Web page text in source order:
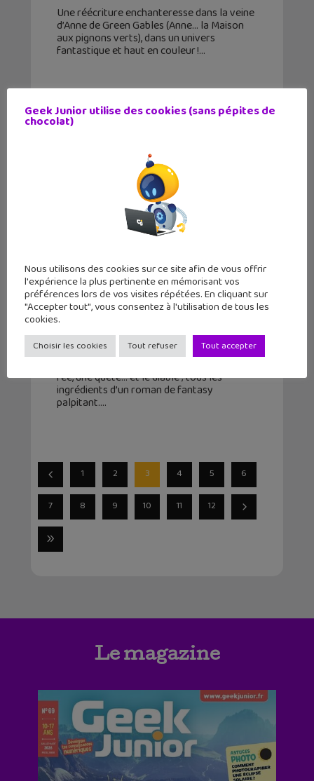
Une réécriture enchanteresse dans la veine
d’Anne de Green Gables (Anne… la Maison
aux pignons verts), dans un univers
fantastique et haut en couleur !
L’héritier des fées, une fantasy
historique au coeur des châteaux
cathares
23 novembre 2025
fée, une quête… et le diable ; tous les
ingrédients d’un roman de fantasy
palpitant.
1 2 3 4 5 6
7 8 9 10 11 12
Le magazine
Geek Junior utilise des cookies (sans pépites de
chocolat)
Nous utilisons des cookies sur ce site afin de vous offrir
l'expérience la plus pertinente en mémorisant vos
préférences lors de vos visites répétées. En cliquant sur
"Accepter tout", vous consentez à l'utilisation de tous les
cookies.
Choisir les cookies Tout refuser Tout accepter